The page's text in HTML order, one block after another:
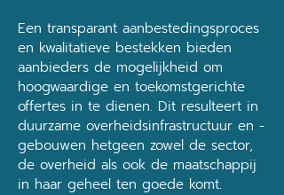
Een transparant aanbestedingsproces
en kwalitatieve bestekken bieden
aanbieders de mogelijkheid om
hoogwaardige en toekomstgerichte
offertes in te dienen. Dit resulteert in
duurzame overheidsinfrastructuur en -
gebouwen hetgeen zowel de sector,
de overheid als ook de maatschappij
in haar geheel ten goede komt.